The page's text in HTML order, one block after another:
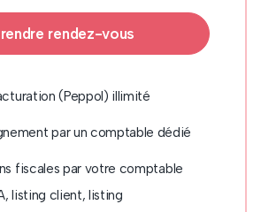
rendez-vous
(Peppol) illimité
par un comptable dédié
fiscales par votre comptable
listing client, listing